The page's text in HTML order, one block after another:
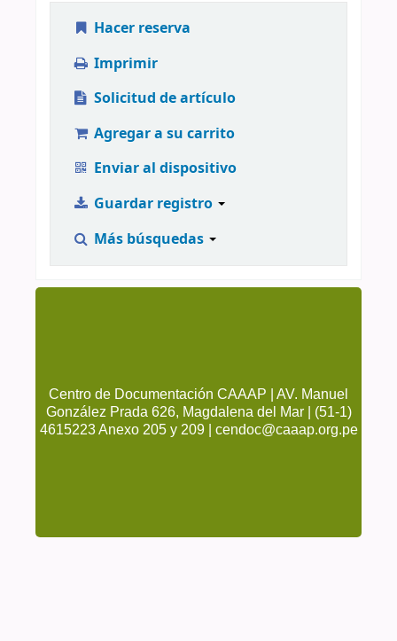
Hacer reserva
Imprimir
Solicitud de artículo
Agregar a su carrito
Enviar al dispositivo
Guardar registro
Más búsquedas
Centro de Documentación CAAAP | AV. Manuel
González Prada 626, Magdalena del Mar | (51-1)
4615223 Anexo 205 y 209 | cendoc@caaap.org.pe